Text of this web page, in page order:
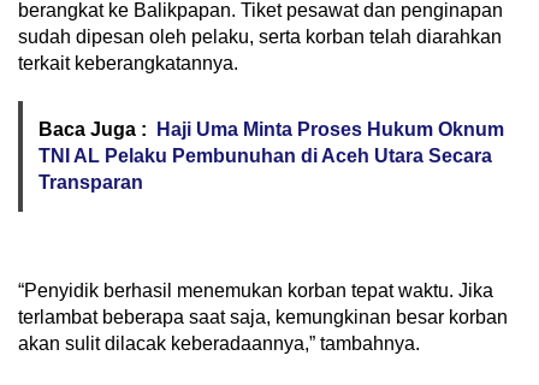
berangkat ke Balikpapan. Tiket pesawat dan penginapan
sudah dipesan oleh pelaku, serta korban telah diarahkan
terkait keberangkatannya.
Baca Juga :
Haji Uma Minta Proses Hukum Oknum
TNI AL Pelaku Pembunuhan di Aceh Utara Secara
Transparan
“Penyidik berhasil menemukan korban tepat waktu. Jika
terlambat beberapa saat saja, kemungkinan besar korban
akan sulit dilacak keberadaannya,” tambahnya.